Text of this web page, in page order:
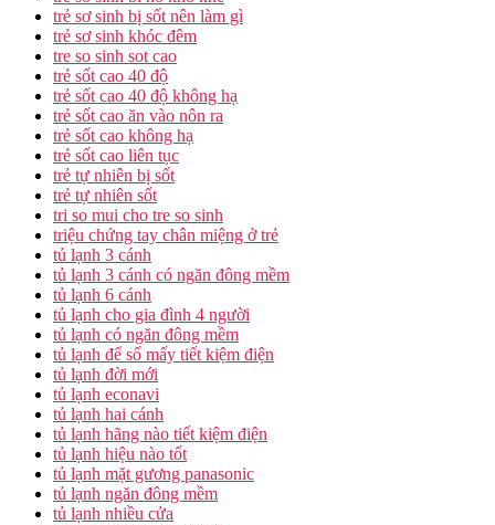
trẻ sơ sinh bị sốt nên làm gì
trẻ sơ sinh khóc đêm
tre so sinh sot cao
trẻ sốt cao 40 độ
trẻ sốt cao 40 độ không hạ
trẻ sốt cao ăn vào nôn ra
trẻ sốt cao không hạ
trẻ sốt cao liên tục
trẻ tự nhiên bị sốt
trẻ tự nhiên sốt
tri so mui cho tre so sinh
triệu chứng tay chân miệng ở trẻ
tủ lạnh 3 cánh
tủ lạnh 3 cánh có ngăn đông mềm
tủ lạnh 6 cánh
tủ lạnh cho gia đình 4 người
tủ lạnh có ngăn đông mềm
tủ lạnh để số mấy tiết kiệm điện
tủ lạnh đời mới
tủ lạnh econavi
tủ lạnh hai cánh
tủ lạnh hãng nào tiết kiệm điện
tủ lạnh hiệu nào tốt
tủ lạnh mặt gương panasonic
tủ lạnh ngăn đông mềm
tủ lạnh nhiều cửa